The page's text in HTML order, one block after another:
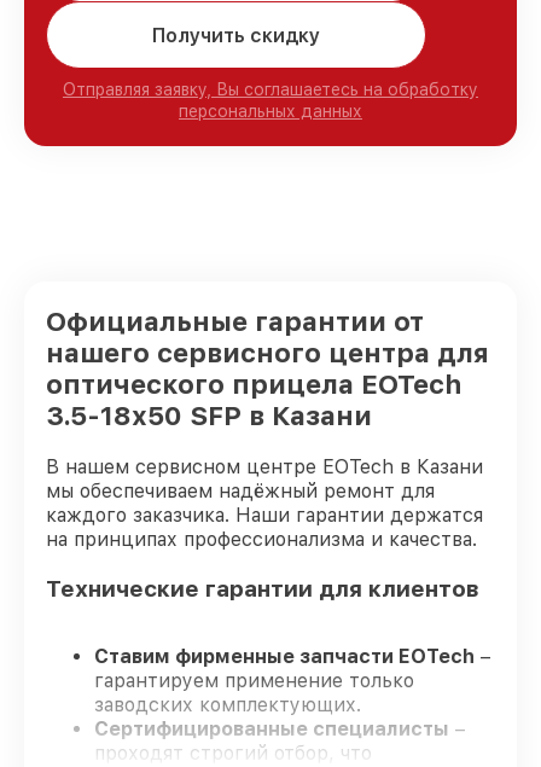
Получить скидку
Отправляя заявку, Вы соглашаетесь на обработку
персональных данных
Официальные гарантии от
нашего сервисного центра для
оптического прицела EOTech
3.5-18x50 SFP в Казани
В нашем сервисном центре EOTech в Казани
мы обеспечиваем надёжный ремонт для
каждого заказчика. Наши гарантии держатся
на принципах профессионализма и качества.
Технические гарантии для клиентов
Ставим фирменные запчасти EOTech –
гарантируем применение только
заводских комплектующих.
Сертифицированные специалисты –
проходят строгий отбор, что